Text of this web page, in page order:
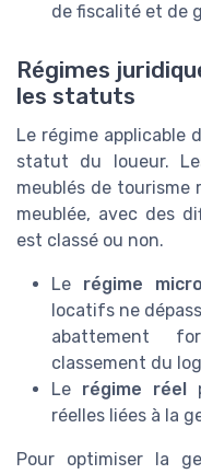
de fiscalité et de
Régimes
les statuts
Le régime applicable
statut du loueur.
meublés de tourisme
meublée, avec des
est classé ou non.
Le régime
locatifs ne
abattement
classement du
Le régime réel
réelles liées à la
Pour optimiser la